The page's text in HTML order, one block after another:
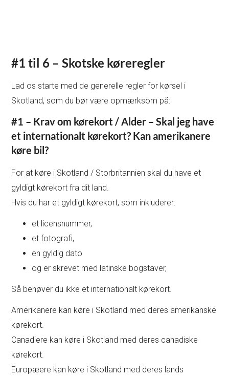
#1 til 6 – Skotske køreregler
Lad os starte med de generelle regler for kørsel i
Skotland, som du bør være opmærksom på:
#1 – Krav om kørekort / Alder –Skal jeg have
et internationalt kørekort? Kan amerikanere
køre bil?
For at køre i Skotland / Storbritannien skal du have et
gyldigt kørekort fra dit land.
Hvis du har et gyldigt kørekort, som inkluderer:
et licensnummer,
et fotografi,
en gyldig dato
og er skrevet med latinske bogstaver,
Så behøver du ikke et internationalt kørekort.
Amerikanere kan køre i Skotland med deres amerikanske
kørekort.
Canadiere kan køre i Skotland med deres canadiske
kørekort.
Europæere kan køre i Skotland med deres lands